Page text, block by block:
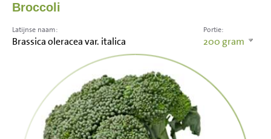
Broccoli
Portie:
200 gram
Latijnse naam:
Brassica oleracea var. italica